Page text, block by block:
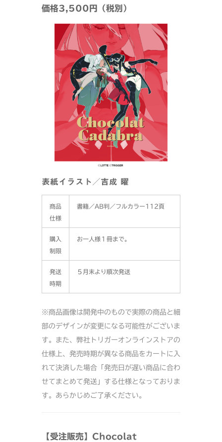
価格3,500円（税別）
表紙イラスト／吉成 曜
商品
仕様
書籍／AB判／フルカラー112頁
購入
制限
お一人様１冊まで。
発送
時期
５月末より順次発送
※商品画像は開発中のもので実際の商品と細
部のデザインが変更になる可能性がございま
す。また、弊社トリガーオンラインストアの
仕様上、発売時期が異なる商品をカートに入
れて決済した場合「発売日が遅い商品に合わ
せてまとめて発送」する仕様となっておりま
す。あらかじめご了承ください。
【受注販売】 Chocolat